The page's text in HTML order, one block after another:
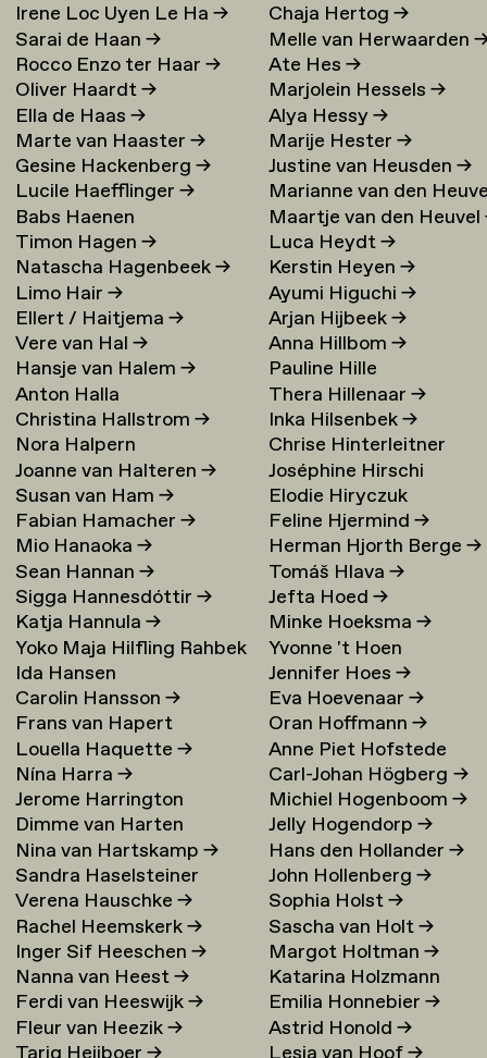
Irene Loc Uyen Le Ha→
Sarai de Haan→
Rocco Enzo ter Haar→
Oliver Haardt→
Ella de Haas→
Marte van Haaster→
Gesine Hackenberg→
Lucile Haefflinger→
Babs Haenen
Timon Hagen→
Natascha Hagenbeek→
Limo Hair→
Ellert / Haitjema→
Vere van Hal→
Hansje van Halem→
Anton Halla
Christina Hallstrom→
Nora Halpern
Joanne van Halteren→
Susan van Ham→
Fabian Hamacher→
Mio Hanaoka→
Sean Hannan→
Sigga Hannesdóttir→
Katja Hannula→
Yoko Maja Hilfling Rahbek
Hansen→
Ida Hansen
Carolin Hansson→
Frans van Hapert
Louella Haquette→
Nína Harra→
Jerome Harrington
Dimme van Harten
Nina van Hartskamp→
Sandra Haselsteiner
Verena Hauschke→
Rachel Heemskerk→
Inger Sif Heeschen→
Nanna van Heest→
Ferdi van Heeswijk→
Fleur van Heezik→
Chaja Hertog→
Melle van Herwaarden
Ate Hes→
Marjolein Hessels→
Alya Hessy→
Marije Hester→
Justine van Heusden→
Marianne van den
→
Maartje van den Heuvel
Luca Heydt→
Kerstin Heyen→
Ayumi Higuchi→
Arjan Hijbeek→
Anna Hillbom→
Pauline Hille
Thera Hillenaar→
Inka Hilsenbek→
Chrise Hinterleitner
Joséphine Hirschi
Elodie Hiryczuk
Feline Hjermind→
Herman Hjorth Berge→
Tomáš Hlava→
Jefta Hoed→
Minke Hoeksma→
Yvonne 't Hoen
Jennifer Hoes→
Eva Hoevenaar→
Oran Hoffmann→
Anne Piet Hofstede
Carl-Johan Högberg→
Michiel Hogenboom→
Jelly Hogendorp→
Hans den Hollander→
John Hollenberg→
Sophia Holst→
Sascha van Holt→
Margot Holtman→
Katarina Holzmann
Ekholm→
Emilia Honnebier→
Astrid Honold→